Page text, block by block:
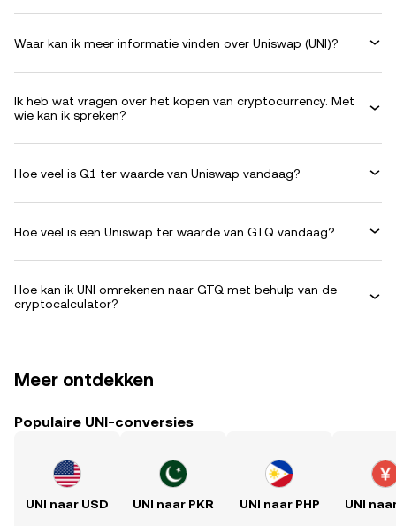
Waar kan ik meer informatie vinden over Uniswap (UNI)?
Ik heb wat vragen over het kopen van cryptocurrency. Met
wie kan ik spreken?
Hoe veel is Q1 ter waarde van Uniswap vandaag?
Hoe veel is een Uniswap ter waarde van GTQ vandaag?
Hoe kan ik UNI omrekenen naar GTQ met behulp van de
cryptocalculator?
Meer ontdekken
Populaire UNI-conversies
UNI naar USD UNI naar PKR UNI naar PHP UNI